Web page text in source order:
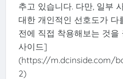
추고 있습니다. 다만, 일부
대한 개인적인 선호도가 다
전에 직접 착용해보는 것을
사이드]
(https://m.dcinside.com/
2)